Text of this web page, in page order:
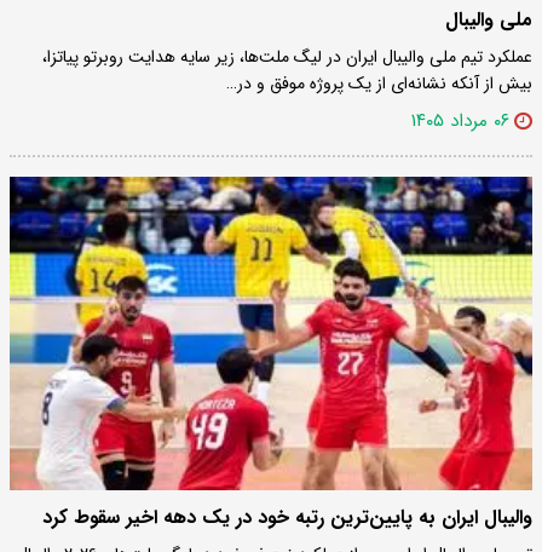
ملی والیبال
عملکرد تیم ملی والیبال ایران در لیگ ملت‌ها، زیر سایه هدایت روبرتو پیاتزا،
بیش از آنکه نشانه‌ای از یک پروژه موفق و در…
۰۶ مرداد ۱۴۰۵
والیبال ایران به پایین‌ترین رتبه خود در یک دهه اخیر سقوط کرد